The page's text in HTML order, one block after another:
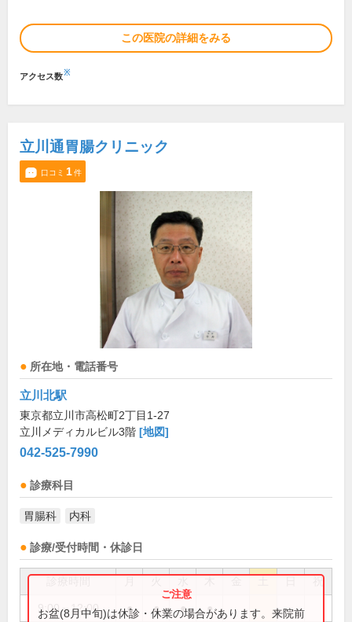
この医院の詳細をみる
アクセス数※
立川通胃腸クリニック
口コミ 1件
所在地・電話番号
立川北駅
東京都立川市高松町2丁目1-27
立川メディカルビル3階 [地図]
042-525-7990
診療科目
胃腸科 内科
診療/受付時間・休診日
祝
9:00～12:00 ● ● ● ●
お盆(8月中旬)は休診・休業の場合があります。来院前